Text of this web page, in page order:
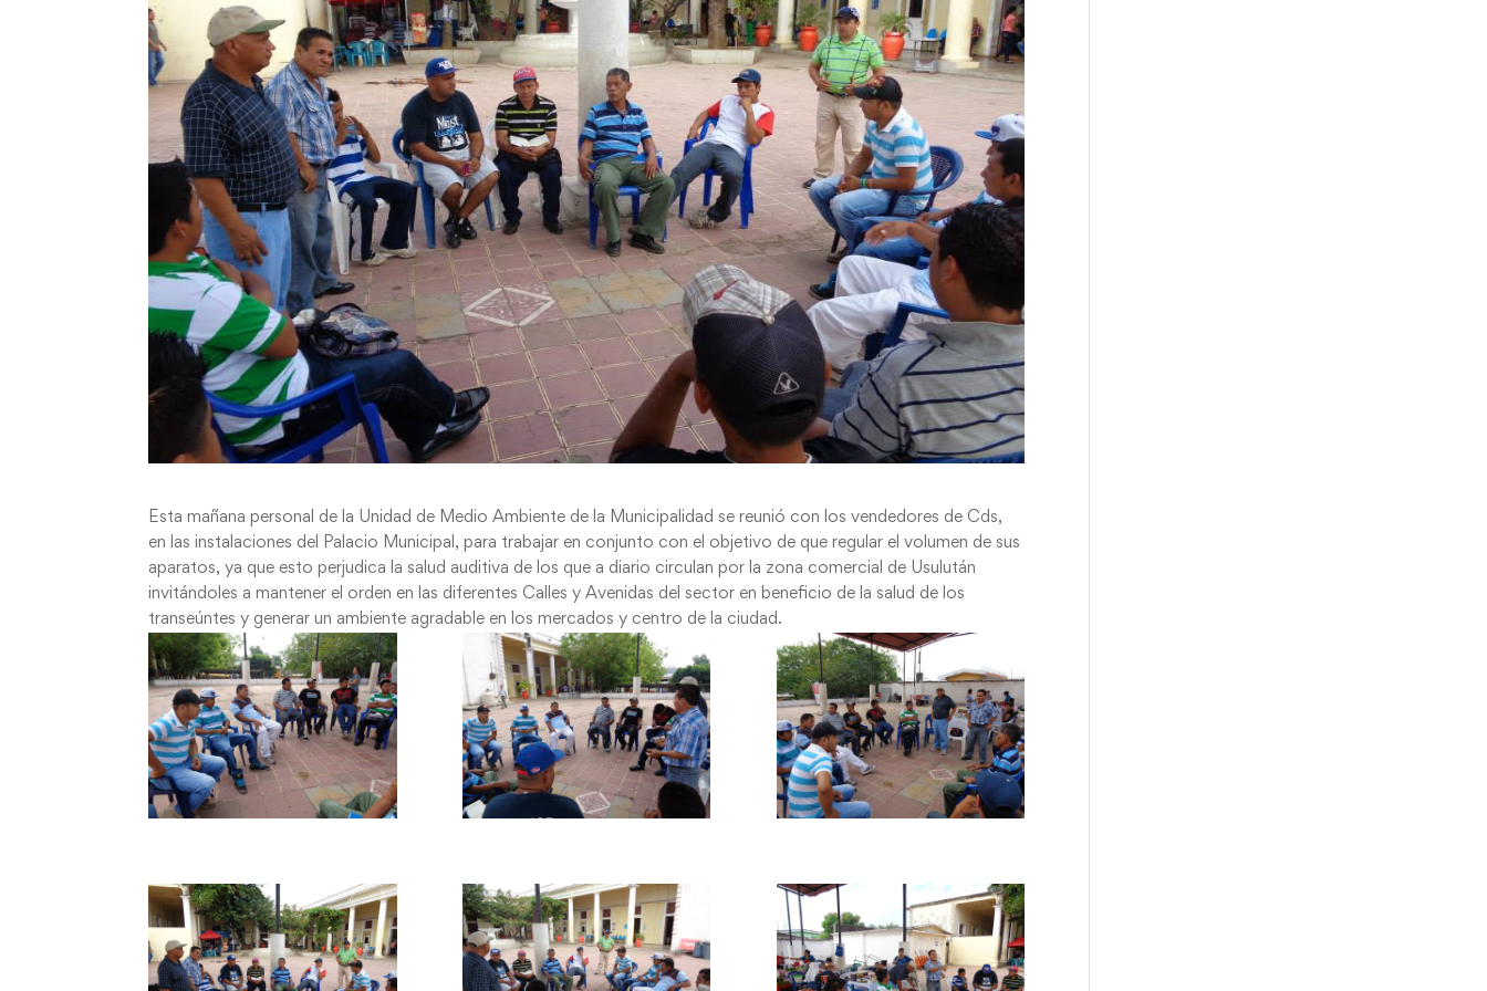
Esta mañana personal de la Unidad de Medio Ambiente de la Municipalidad se reunió con los vendedores de Cds,
en las instalaciones del Palacio Municipal, para trabajar en conjunto con el objetivo de que regular el volumen de sus
aparatos, ya que esto perjudica la salud auditiva de los que a diario circulan por la zona comercial de Usulután
invitándoles a mantener el orden en las diferentes Calles y Avenidas del sector en beneficio de la salud de los
transeúntes y generar un ambiente agradable en los mercados y centro de la ciudad.